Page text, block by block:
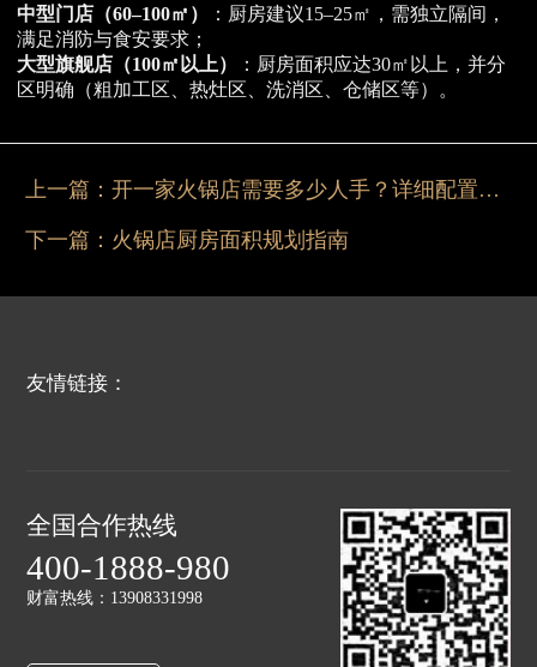
中型门店（60–100㎡）
：厨房建议15–25㎡，需独立隔间，
满足消防与食安要求；
大型旗舰店（100㎡以上）
：厨房面积应达30㎡以上，并分
区明确（粗加工区、热灶区、洗消区、仓储区等）。
上一篇： 开一家火锅店需要多少人手？详细配置指南
下一篇： 火锅店厨房面积规划指南
友情链接：
全国合作热线
400-1888-980
财富热线：13908331998